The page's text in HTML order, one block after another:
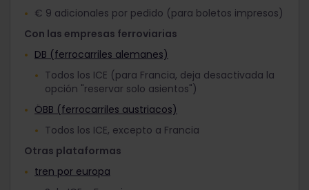
€ 9 adicionales por pedido (para boletos impresos)
Con las empresas ferroviarias
DB (ferrocarriles alemanes)
Todos los ICE (para Francia, deja desactivada la
opción "reservar solo asientos")
ÖBB (ferrocarriles austriacos)
Todos los ICE, excepto a Francia
Otras plataformas
tren por europa